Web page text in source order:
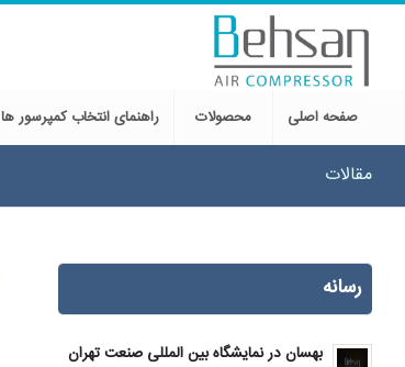
صفحه اصلی محصولات راهنمای انتخاب کمپرسور ها
مقالات
رسانه
بهسان در نمایشگاه بین المللی صنعت تهران